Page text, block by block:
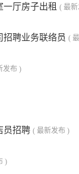
厅房子出租 ( 最
招聘业务联络员 (
发布 )
员招聘 ( 最新发布 )
)